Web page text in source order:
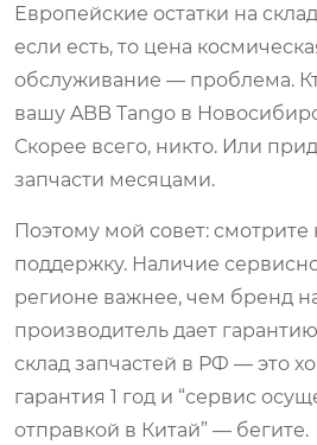
Европейские остатки на
если есть, то цена
обслуживание — проблема.
вашу ABB Tango в
Скорее всего, никто. Или
запчасти месяцами.
Поэтому мой совет: смотрите
поддержку. Наличие
регионе важнее, чем бренд
производитель дает
склад запчастей в РФ — это
гарантия 1 год и “сервис
отправкой в Китай” — бегите.